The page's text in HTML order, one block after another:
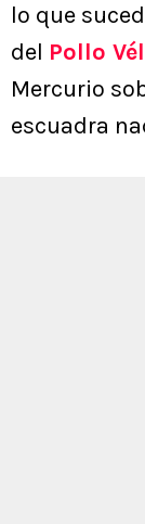
lo que
del Pollo
Mercurio
escuadra